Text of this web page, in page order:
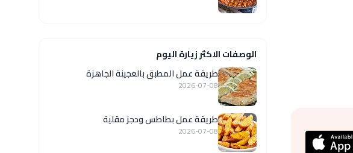
الوصفات الاكثر زيارة اليوم
طريقة عمل المطبق بالعجينة الجاهزة
2026-07-08
طريقة عمل بطاطس ودجز مقلية
2026-07-08